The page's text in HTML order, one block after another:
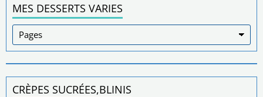
MES DESSERTS VARIES
CRÈPES SUCRÉES,BLINIS